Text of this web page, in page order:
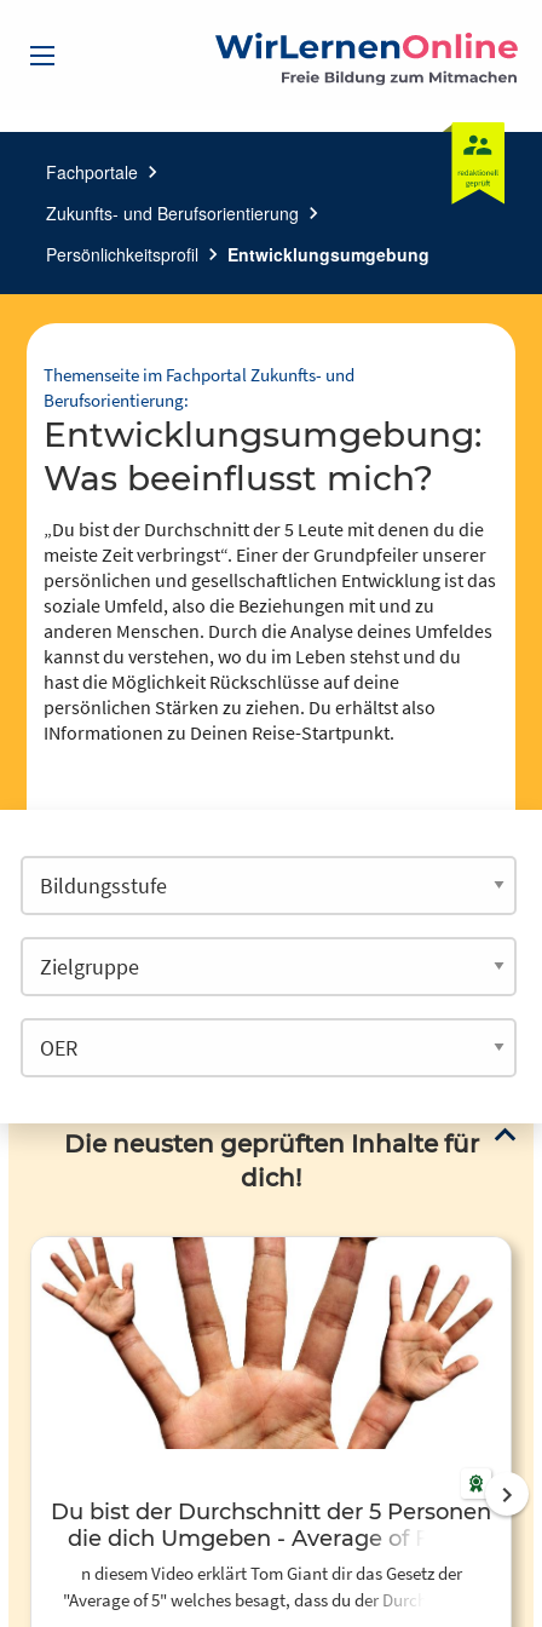
Fachportale chevron_right
Zukunfts- und Berufsorientierung chevron_right
Persönlichkeitsprofil chevron_right Entwicklungsumgebung
Themenseite im Fachportal Zukunfts- und
Berufsorientierung:
Entwicklungsumgebung:
Was beeinflusst mich?
„Du bist der Durchschnitt der 5 Leute mit denen du die
meiste Zeit verbringst“. Einer der Grundpfeiler unserer
persönlichen und gesellschaftlichen Entwicklung ist das
soziale Umfeld, also die Beziehungen mit und zu
anderen Menschen. Durch die Analyse deines Umfeldes
kannst du verstehen, wo du im Leben stehst und du
hast die Möglichkeit Rückschlüsse auf deine
persönlichen Stärken zu ziehen. Du erhältst also
INformationen zu Deinen Reise-Startpunkt.
Die neusten geprüften Inhalte für
dich!
Du bist der Durchschnitt der 5 Personen
die dich Umgeben - Average of Five -
YouTube
n diesem Video erklärt Tom Giant dir das Gesetz der
"Average of 5" welches besagt, dass du der Durchschnitt